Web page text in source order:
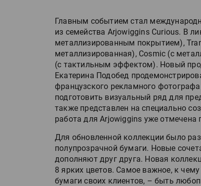
Главным событием стал
из семейства Arjowiggins Curious. В
металлизированным покрытием),
металлизированная), Cosmic (с
(с тактильным эффектом). Новый
Екатерина Подобед
французского рекламного
подготовить визуальный ряд для
также представлен на специально
работа для Arjowiggins уже
Для обновленной коллекции было
полупрозрачной бумаги. Новые
дополняют друг друга. Новая
8 ярких цветов. Самое важное, к
бумаги своих клиентов, – быть